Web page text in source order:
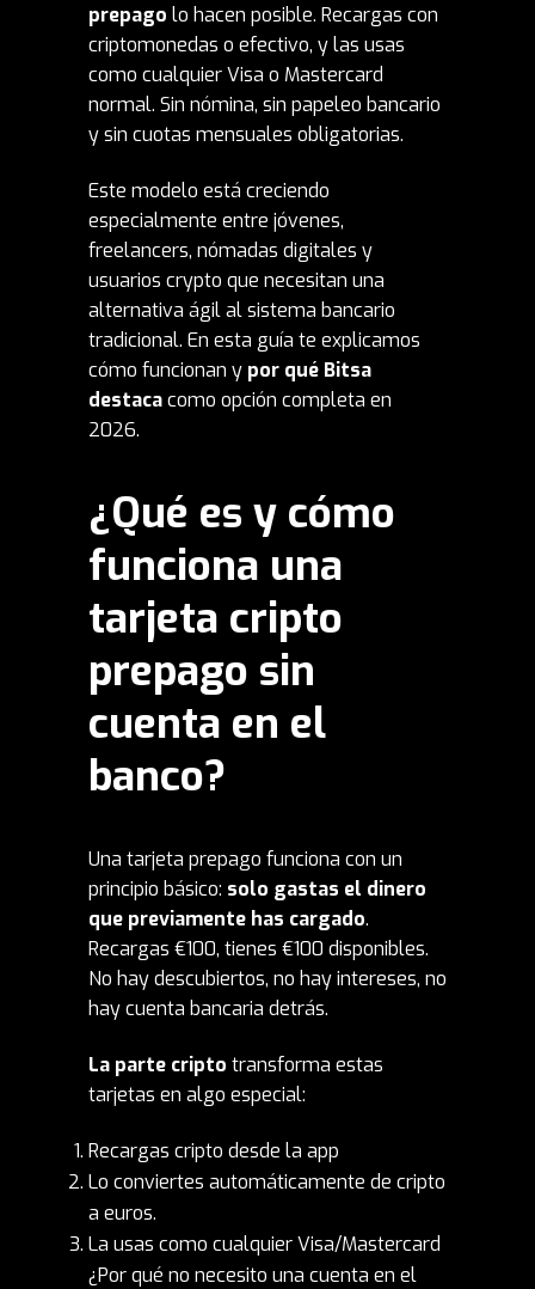
prepago lo hacen posible. Recargas con
criptomonedas o efectivo, y las usas
como cualquier Visa o Mastercard
normal. Sin nómina, sin papeleo bancario
y sin cuotas mensuales obligatorias.
Este modelo está creciendo
especialmente entre jóvenes,
freelancers, nómadas digitales y
usuarios crypto que necesitan una
alternativa ágil al sistema bancario
tradicional. En esta guía te explicamos
cómo funcionan y por qué Bitsa
destacacomo opción completa en
2026.
¿Qué es y cómo
funciona una
tarjeta cripto
prepago sin
cuenta en el
banco?
Una tarjeta prepago funciona con un
principio básico: solo gastas el dinero
que previamente has cargado.
Recargas €100, tienes €100 disponibles.
No hay descubiertos, no hay intereses, no
hay cuenta bancaria detrás.
La parte cripto transforma estas
tarjetas en algo especial:
Recargas cripto desde la app
Lo conviertes automáticamente de cripto
a euros.
La usas como cualquier Visa/Mastercard
¿Por qué no necesito una cuenta en el